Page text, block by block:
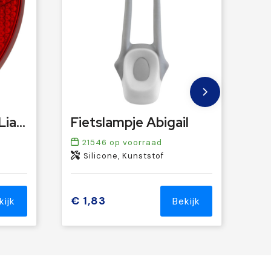
Veiligheidslampje Liam | Hartvorm Fietslampje Abigail
21546 op voorraad
Silicone, Kunststof
€ 1,83 Bekijk